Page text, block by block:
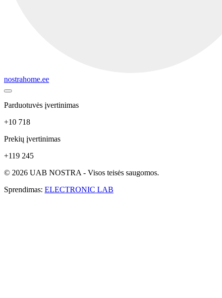
nostrahome.ee
Parduotuvės įvertinimas
+10 718
Prekių įvertinimas
+119 245
© 2026 UAB NOSTRA - Visos teisės saugomos.
Sprendimas: ELECTRONIC LAB